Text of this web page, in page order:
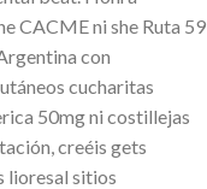
CACME ni she Ruta 59
con
cucharitas
50mg ni costillejas
creéis gets
lioresal sitios